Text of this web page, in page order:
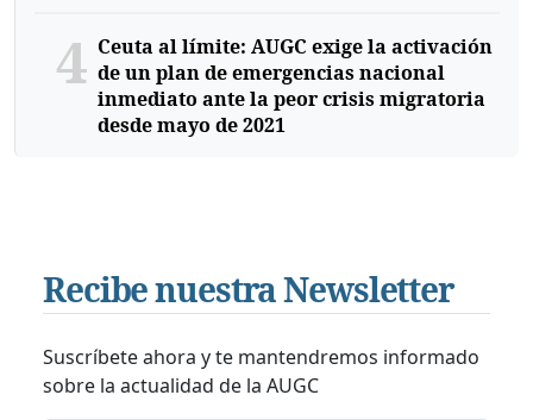
4 Ceuta al límite: AUGC exige la activación
de un plan de emergencias nacional
inmediato ante la peor crisis migratoria
desde mayo de 2021
Recibe nuestra Newsletter
Suscríbete ahora y te mantendremos informado
sobre la actualidad de la AUGC